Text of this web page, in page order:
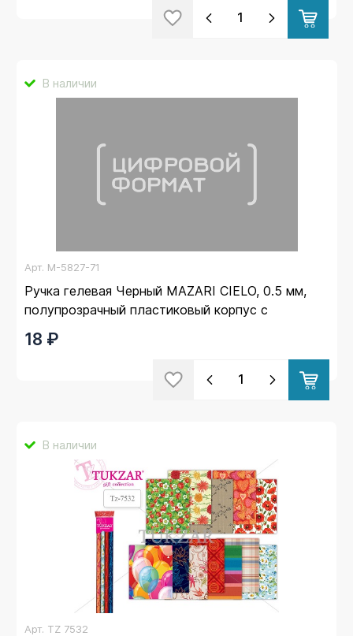
В наличии
Арт. M-5827-71
Ручка гелевая Черный MAZARI CIELO, 0.5 мм,
полупрозрачный пластиковый корпус с
18 ₽
В наличии
Арт. TZ 7532